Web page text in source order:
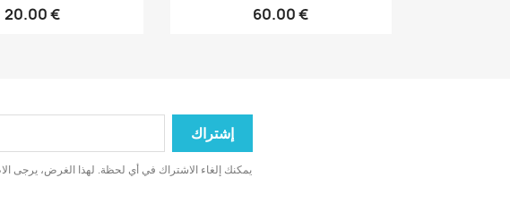
20.00 € 60.00 €
يمكنك إلغاء الاشتراك في أي لحظة. لهذا الغرض، يرجى